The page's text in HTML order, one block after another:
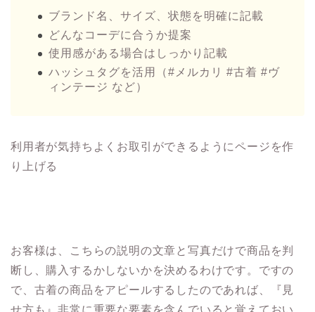
ブランド名、サイズ、状態を明確に記載
どんなコーデに合うか提案
使用感がある場合はしっかり記載
ハッシュタグを活用（#メルカリ #古着 #ヴ
ィンテージ など）
利用者が気持ちよくお取引ができるようにページを作
り上げる
お客様は、こちらの説明の文章と写真だけで商品を判
断し、購入するかしないかを決めるわけです。ですの
で、古着の商品をアピールするしたのであれば、『見
せ方も』非常に重要な要素を含んでいると覚えておい